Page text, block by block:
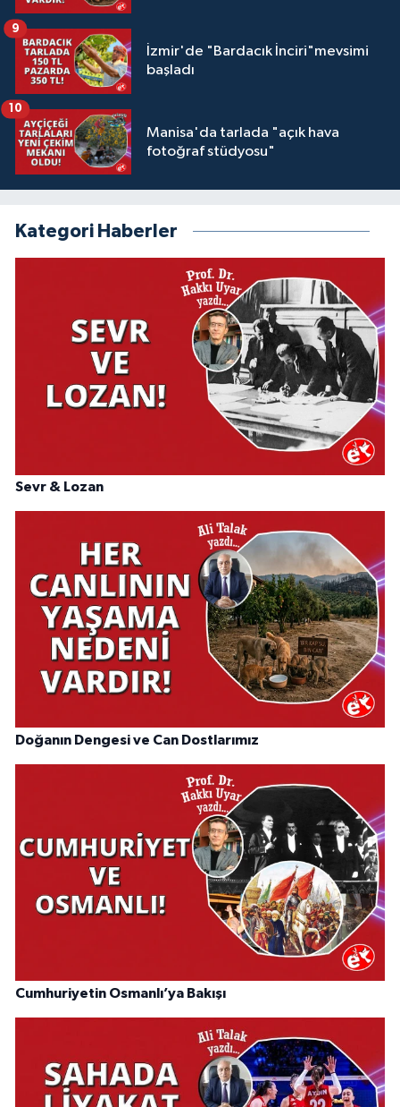
İzmir'de "Bardacık İnciri"mevsimi
başladı
9
Manisa'da tarlada "açık hava
fotoğraf stüdyosu"
10
Kategori Haberler
Sevr & Lozan
Doğanın Dengesi ve Can Dostlarımız
Cumhuriyetin Osmanlı’ya Bakışı